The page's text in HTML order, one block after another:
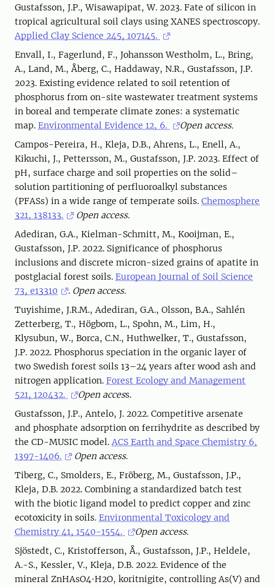
Gustafsson, J.P., Wisawapipat, W. 2023. Fate of silicon in
tropical agricultural soil clays using XANES spectroscopy.
Applied Clay Science 245, 107145.
Envall, I., Fagerlund, F., Johansson Westholm, L., Bring,
A., Land, M., Åberg, C., Haddaway, N.R., Gustafsson, J.P.
2023. Existing evidence related to soil retention of
phosphorus from on-site wastewater treatment systems
in boreal and temperate climate zones: a systematic
map. Environmental Evidence 12, 6.
Open access.
Campos-Pereira, H., Kleja, D.B., Ahrens, L., Enell, A.,
Kikuchi, J., Pettersson, M., Gustafsson, J.P. 2023. Effect of
pH, surface charge and soil properties on the solid–
solution partitioning of perfluoroalkyl substances
(PFASs) in a wide range of temperate soils. Chemosphere
321, 138133.
Open access.
Adediran, G.A., Kielman-Schmitt, M., Kooijman, E.,
Gustafsson, J.P. 2022. Significance of phosphorus
inclusions and discrete micron-sized grains of apatite in
postglacial forest soils. European Journal of Soil Science
73, e13310
. Open access.
Tuyishime, J.R.M., Adediran, G.A., Olsson, B.A., Sahlén
Zetterberg, T., Högbom, L., Spohn, M., Lim, H.,
Klysubun, W., Borca, C.N., Huthwelker, T., Gustafsson,
J.P. 2022. Phosphorus speciation in the organic layer of
two Swedish forest soils 13–24 years after wood ash and
nitrogen application. Forest Ecology and Management
521, 120432.
Open access.
Gustafsson, J.P., Antelo, J. 2022. Competitive arsenate
and phosphate adsorption on ferrihydrite as described by
the CD-MUSIC model. ACS Earth and Space Chemistry 6,
1397-1406.
Open access.
Tiberg, C., Smolders, E., Fröberg, M., Gustafsson, J.P.,
Kleja, D.B. 2022. Combining a standardized batch test
with the biotic ligand model to predict copper and zinc
ecotoxicity in soils. Environmental Toxicology and
Chemistry 41, 1540-1554.
Open access.
Sjöstedt, C., Kristofferson, Å., Gustafsson, J.P., Heldele,
A.-S., Kessler, V., Kleja, D.B. 2022. Evidence of the
mineral ZnHAsO4·H2O, koritnigite, controlling As(V) and